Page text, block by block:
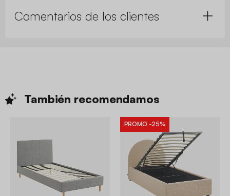
Comentarios de los clientes
También recomendamos
PROMO -25%